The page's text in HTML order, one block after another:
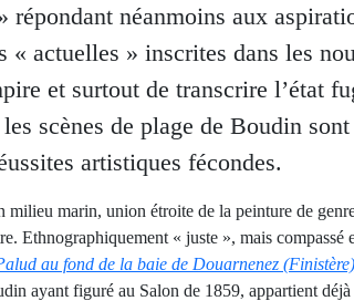
répondant néanmoins aux
« actuelles » inscrites dans les
et surtout de transcrire l’état
scènes de plage de Boudin
artistiques fécondes.
milieu marin, union étroite de la peinture de
Ethnographiquement « juste », mais compassé
au fond de la baie de Douarnenez (Finistère)
ayant figuré au Salon de 1859, appartient déjà